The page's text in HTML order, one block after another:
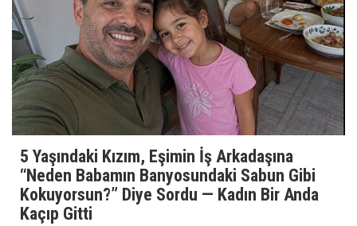
5 Yaşındaki Kızım, Eşimin İş Arkadaşına
“Neden Babamın Banyosundaki Sabun Gibi
Kokuyorsun?” Diye Sordu — Kadın Bir Anda
Kaçıp Gitti